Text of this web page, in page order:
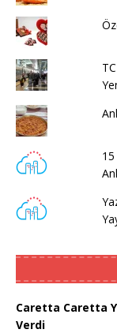
Caretta Caretta
Verdi